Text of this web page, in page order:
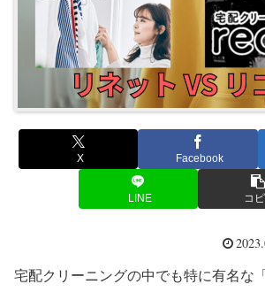
X Facebook
LINE コ
宅配クリーニングの中でも特に有名な